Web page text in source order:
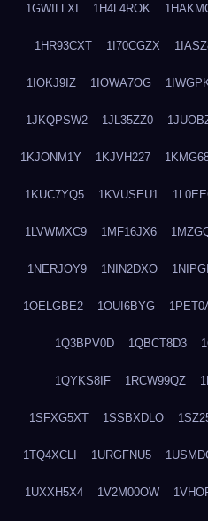
1GWILLXI 1H4L4ROK
1HR93CXT 1I70CGZX
1IOKJ9IZ 1IOWA7OG
1JKQPSW2 1JL35ZZ0
1KJONM1Y 1KJVH227
1KUC7YQ5 1KVUSEU1
1LVWMXC9 1MF16JX6
1NERJOY9 1NIN2DXO
1OELGBE2 1OUI6BYG
1Q3BPV0D 1QBCT8D3
1QYKS8IF 1RCW99QZ
1SFXG5XT 1SSBXDLO
1TQ4XCLI 1URGFNU5
1UXXH5X4 1V2M00OW